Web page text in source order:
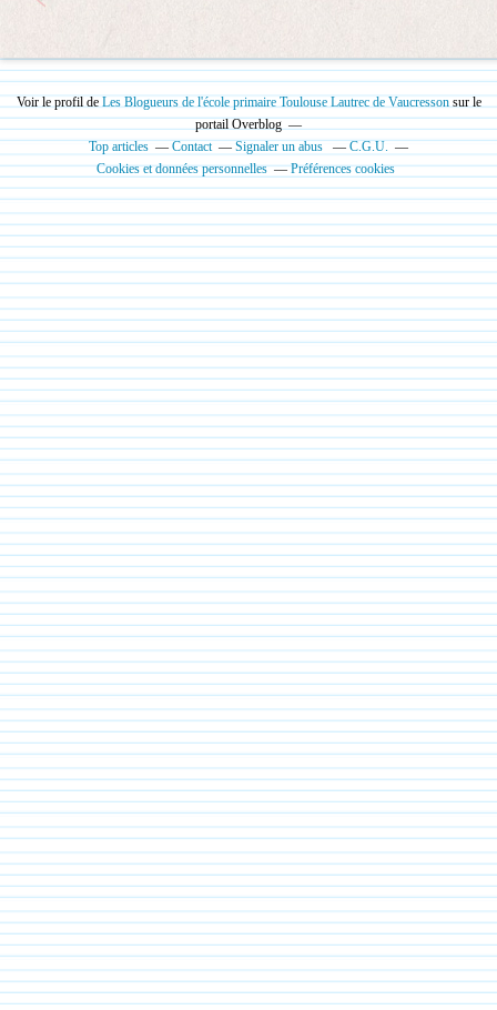
Voir le profil de Les Blogueurs de l'école primaire Toulouse Lautrec de Vaucressonsur le
portail Overblog
Top articles
Contact Signaler un abus
C.G.U.
Cookies et données personnelles
Préférences cookies